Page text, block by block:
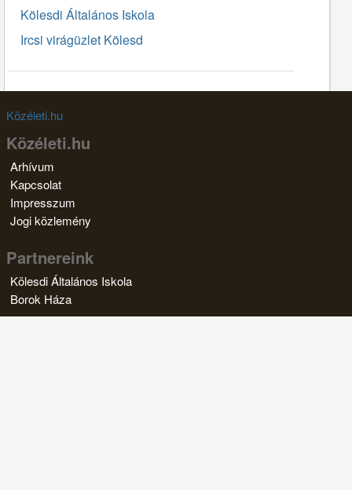
Kölesdi Általános Iskola
Ircsi virágüzlet Kölesd
Közéleti.hu
Közéleti.hu
Arhívum
Kapcsolat
Impresszum
Jogi közlemény
Partnereink
Kölesdi Általános Iskola
Borok Háza